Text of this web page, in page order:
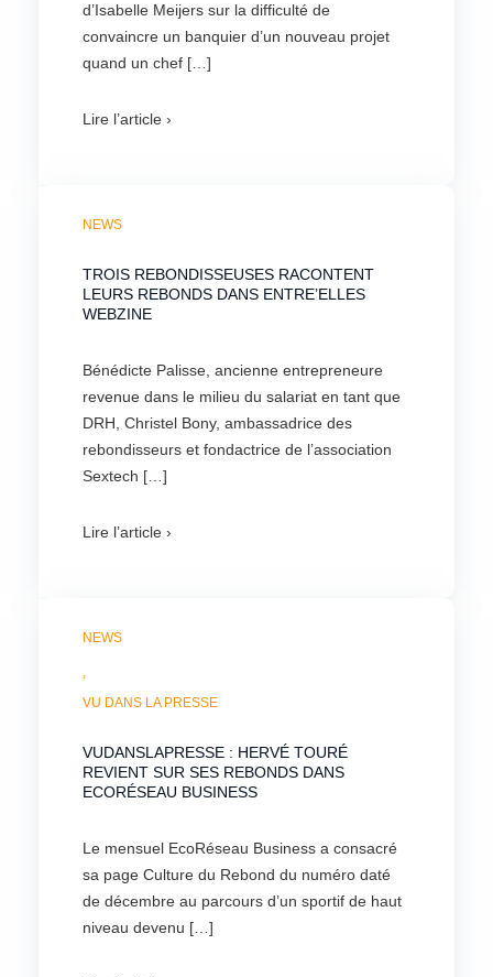
d’Isabelle Meijers sur la difficulté de
convaincre un banquier d’un nouveau projet
quand un chef […]
Lire l’article ›
NEWS
TROIS REBONDISSEUSES RACONTENT
LEURS REBONDS DANS ENTRE’ELLES
WEBZINE
Bénédicte Palisse, ancienne entrepreneure
revenue dans le milieu du salariat en tant que
DRH, Christel Bony, ambassadrice des
rebondisseurs et fondactrice de l’association
Sextech […]
Lire l’article ›
NEWS
VU DANS LA PRESSE
VUDANSLAPRESSE : HERVÉ TOURÉ
REVIENT SUR SES REBONDS DANS
ECORÉSEAU BUSINESS
Le mensuel EcoRéseau Business a consacré
sa page Culture du Rebond du numéro daté
de décembre au parcours d’un sportif de haut
niveau devenu […]